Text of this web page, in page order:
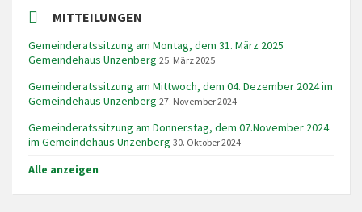
MITTEILUNGEN
Gemeinderatssitzung am Montag, dem 31. März 2025
Gemeindehaus Unzenberg 25. März 2025
Gemeinderatssitzung am Mittwoch, dem 04. Dezember 2024 im
Gemeindehaus Unzenberg 27. November 2024
Gemeinderatssitzung am Donnerstag, dem 07.November 2024
im Gemeindehaus Unzenberg 30. Oktober 2024
Alle anzeigen